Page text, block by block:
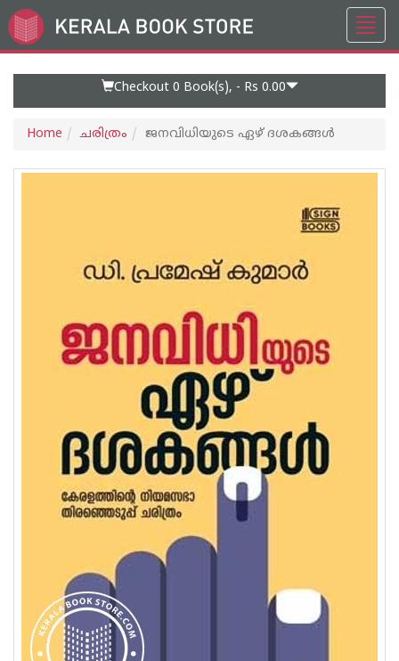
Go
to
Checkout 0 Book(s), - Rs 0.00
Home ചരിത്രം ജനവിധിയുടെ ഏഴ് ദശകങ്ങൾ